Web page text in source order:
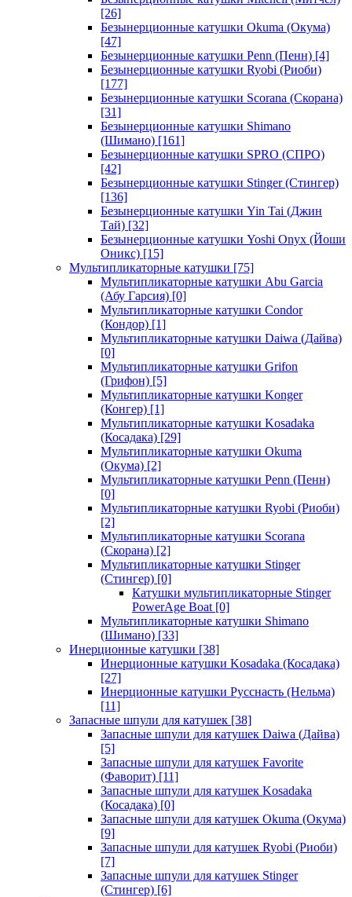
[26]
Безынерционные катушки Okuma (Окума)
[47]
Безынерционные катушки Penn (Пенн) [4]
Безынерционные катушки Ryobi (Риоби)
[177]
Безынерционные катушки Scorana (Скорана)
[31]
Безынерционные катушки Shimano
(Шимано) [161]
Безынерционные катушки SPRO (СПРО)
[42]
Безынерционные катушки Stinger (Стингер)
[136]
Безынерционные катушки Yin Tai (Джин
Тай) [32]
Безынерционные катушки Yoshi Onyx (Йоши
Оникс) [15]
Мультипликаторные катушки [75]
Мультипликаторные катушки Abu Garcia
(Абу Гарсия) [0]
Мультипликаторные катушки Condor
(Кондор) [1]
Мультипликаторные катушки Daiwa (Дайва)
[0]
Мультипликаторные катушки Grifon
(Грифон) [5]
Мультипликаторные катушки Konger
(Конгер) [1]
Мультипликаторные катушки Kosadaka
(Косадака) [29]
Мультипликаторные катушки Okuma
(Окума) [2]
Мультипликаторные катушки Penn (Пенн)
[0]
Мультипликаторные катушки Ryobi (Риоби)
[2]
Мультипликаторные катушки Scorana
(Скорана) [2]
Мультипликаторные катушки Stinger
(Стингер) [0]
Катушки мультипликаторные Stinger
PowerAge Boat [0]
Мультипликаторные катушки Shimano
(Шимано) [33]
Инерционные катушки [38]
Инерционные катушки Kosadaka (Косадака)
[27]
Инерционные катушки Русснасть (Нельма)
[11]
Запасные шпули для катушек [38]
Запасные шпули для катушек Daiwa (Дайва)
[5]
Запасные шпули для катушек Favorite
(Фаворит) [11]
Запасные шпули для катушек Kosadaka
(Косадака) [0]
Запасные шпули для катушек Okuma (Окума)
[9]
Запасные шпули для катушек Ryobi (Риоби)
[7]
Запасные шпули для катушек Stinger
(Стингер) [6]